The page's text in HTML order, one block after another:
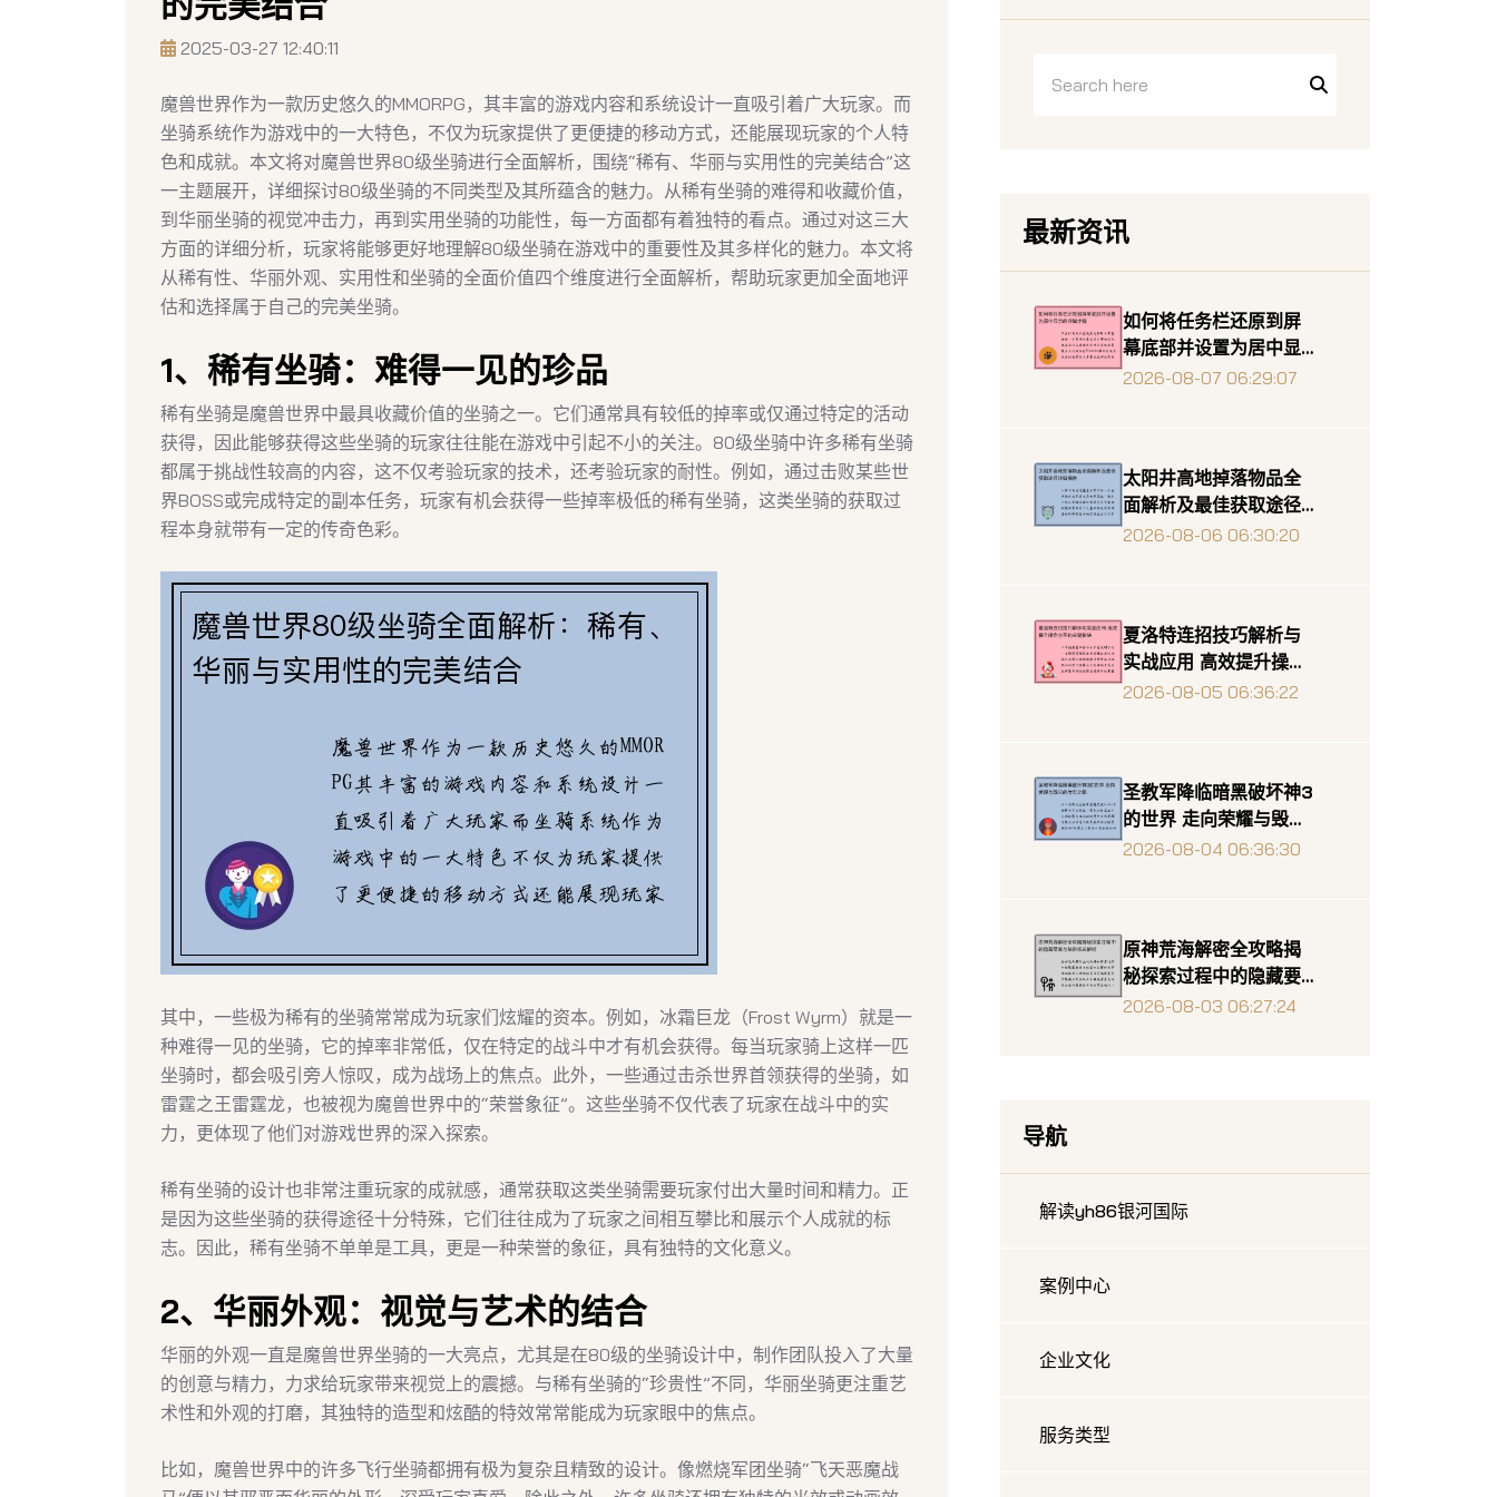
2025-03-27 12:40:11
魔兽世界作为一款历史悠久的MMORPG，其丰富的游戏内容和系统设计一直吸引着广大玩家。而
坐骑系统作为游戏中的一大特色，不仅为玩家提供了更便捷的移动方式，还能展现玩家的个人特
色和成就。本文将对魔兽世界80级坐骑进行全面解析，围绕“稀有、华丽与实用性的完美结合”这
一主题展开，详细探讨80级坐骑的不同类型及其所蕴含的魅力。从稀有坐骑的难得和收藏价值，
到华丽坐骑的视觉冲击力，再到实用坐骑的功能性，每一方面都有着独特的看点。通过对这三大
方面的详细分析，玩家将能够更好地理解80级坐骑在游戏中的重要性及其多样化的魅力。本文将
从稀有性、华丽外观、实用性和坐骑的全面价值四个维度进行全面解析，帮助玩家更加全面地评
估和选择属于自己的完美坐骑。
1、稀有坐骑：难得一见的珍品
稀有坐骑是魔兽世界中最具收藏价值的坐骑之一。它们通常具有较低的掉率或仅通过特定的活动
获得，因此能够获得这些坐骑的玩家往往能在游戏中引起不小的关注。80级坐骑中许多稀有坐骑
都属于挑战性较高的内容，这不仅考验玩家的技术，还考验玩家的耐性。例如，通过击败某些世
界BOSS或完成特定的副本任务，玩家有机会获得一些掉率极低的稀有坐骑，这类坐骑的获取过
程本身就带有一定的传奇色彩。
其中，一些极为稀有的坐骑常常成为玩家们炫耀的资本。例如，冰霜巨龙（Frost Wyrm）就是一
种难得一见的坐骑，它的掉率非常低，仅在特定的战斗中才有机会获得。每当玩家骑上这样一匹
坐骑时，都会吸引旁人惊叹，成为战场上的焦点。此外，一些通过击杀世界首领获得的坐骑，如
雷霆之王雷霆龙，也被视为魔兽世界中的“荣誉象征”。这些坐骑不仅代表了玩家在战斗中的实
力，更体现了他们对游戏世界的深入探索。
稀有坐骑的设计也非常注重玩家的成就感，通常获取这类坐骑需要玩家付出大量时间和精力。正
是因为这些坐骑的获得途径十分特殊，它们往往成为了玩家之间相互攀比和展示个人成就的标
志。因此，稀有坐骑不单单是工具，更是一种荣誉的象征，具有独特的文化意义。
2、华丽外观：视觉与艺术的结合
华丽的外观一直是魔兽世界坐骑的一大亮点，尤其是在80级的坐骑设计中，制作团队投入了大量
的创意与精力，力求给玩家带来视觉上的震撼。与稀有坐骑的“珍贵性”不同，华丽坐骑更注重艺
术性和外观的打磨，其独特的造型和炫酷的特效常常能成为玩家眼中的焦点。
比如，魔兽世界中的许多飞行坐骑都拥有极为复杂且精致的设计。像燃烧军团坐骑“飞天恶魔战
最新资讯
如何将任务栏还原到屏
幕底部并设置为居中显
示的详细步骤
2026-08-07 06:29:07
太阳井高地掉落物品全
面解析及最佳获取途径
详细指南
2026-08-06 06:30:20
夏洛特连招技巧解析与
实战应用 高效提升操作
水平的关键秘诀
2026-08-05 06:36:22
圣教军降临暗黑破坏神3
的世界 走向荣耀与毁灭
的传奇之路
2026-08-04 06:36:30
原神荒海解密全攻略揭
秘探索过程中的隐藏要
素与秘密机关解析
2026-08-03 06:27:24
导航
解读yh86银河国际
案例中心
企业文化
服务类型